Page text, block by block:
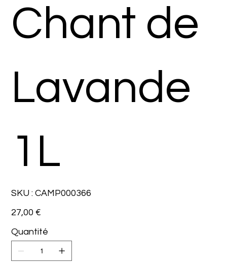
Chant de
Lavande
1L
SKU : SKU
CAMP000366
CAMP000366
Prix
27,00 €
Quantité